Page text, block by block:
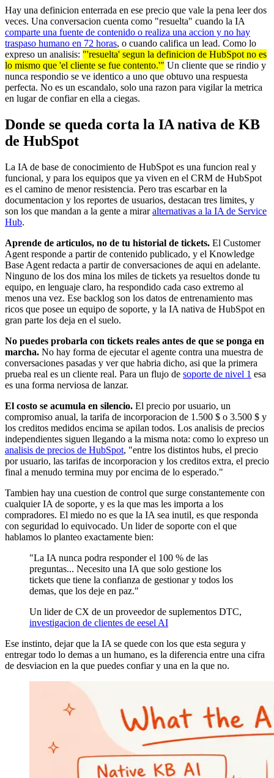
Hay una definicion enterrada en ese precio que vale la pena leer dos
veces. Una conversacion cuenta como "resuelta" cuando la IA
comparte una fuente de contenido o realiza una accion y no hay
traspaso humano en 72 horas, o cuando califica un lead. Como lo
expreso un analisis: "'resuelta' segun la definicion de HubSpot no es
lo mismo que 'el cliente se fue contento.'" Un cliente que se rindio y
nunca respondio se ve identico a uno que obtuvo una respuesta
perfecta. No es un escandalo, solo una razon para vigilar la metrica
en lugar de confiar en ella a ciegas.
Donde se queda corta la IA nativa de KB
de HubSpot
La IA de base de conocimiento de HubSpot es una funcion real y
funcional, y para los equipos que ya viven en el CRM de HubSpot
es el camino de menor resistencia. Pero tras escarbar en la
documentacion y los reportes de usuarios, destacan tres limites, y
son los que mandan a la gente a miraralternativas a la IA de Service
Hub.
Aprende de articulos, no de tu historial de tickets. El Customer
Agent responde a partir de contenido publicado, y el Knowledge
Base Agent redacta a partir de conversaciones de aqui en adelante.
Ninguno de los dos mina los miles de tickets ya resueltos donde tu
equipo, en lenguaje claro, ha respondido cada caso extremo al
menos una vez. Ese backlog son los datos de entrenamiento mas
ricos que posee un equipo de soporte, y la IA nativa de HubSpot en
gran parte los deja en el suelo.
No puedes probarla con tickets reales antes de que se ponga en
marcha. No hay forma de ejecutar el agente contra una muestra de
conversaciones pasadas y ver que habria dicho, asi que la primera
prueba real es un cliente real. Para un flujo de soporte de nivel 1 esa
es una forma nerviosa de lanzar.
El costo se acumula en silencio. El precio por usuario, un
compromiso anual, la tarifa de incorporacion de 1.500 $ o 3.500 $ y
los creditos medidos encima se apilan todos. Los analisis de precios
independientes siguen llegando a la misma nota: como lo expreso un
analisis de precios de HubSpot, "entre los distintos hubs, el precio
por usuario, las tarifas de incorporacion y los creditos extra, el precio
final a menudo termina muy por encima de lo esperado."
Tambien hay una cuestion de control que surge constantemente con
cualquier IA de soporte, y es la que mas les importa a los
compradores. El miedo no es que la IA sea inutil, es que responda
con seguridad lo equivocado. Un lider de soporte con el que
hablamos lo planteo exactamente bien:
"La IA nunca podra responder el 100 % de las
preguntas... Necesito una IA que solo gestione los
tickets que tiene la confianza de gestionar y todos los
demas, que los deje en paz."
Un lider de CX de un proveedor de suplementos DTC,
investigacion de clientes de eesel AI
Ese instinto, dejar que la IA se quede con los que esta segura y
entregar todo lo demas a un humano, es la diferencia entre una cifra
de desviacion en la que puedes confiar y una en la que no.